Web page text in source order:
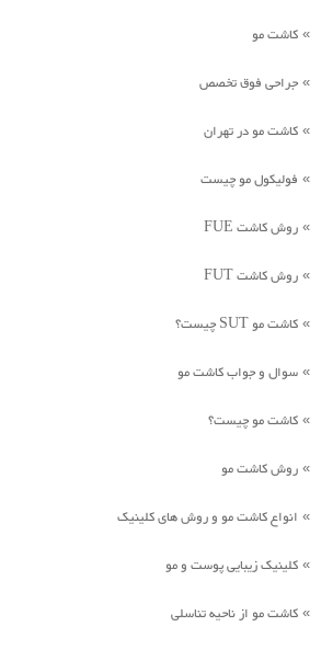
» کاشت مو
» جراحی فوق تخصص
» کاشت مو در تهران
» فولیکول مو چیست
» روش کاشت FUE
» روش کاشت FUT
» کاشت مو SUT چیست؟
» سوال و جواب کاشت مو
» کاشت مو چیست؟
» روش کاشت مو
» انواع کاشت مو و روش های کلینیک
» کلینیک زیبایی پوست و مو
» کاشت مو از ناحیه تناسلی